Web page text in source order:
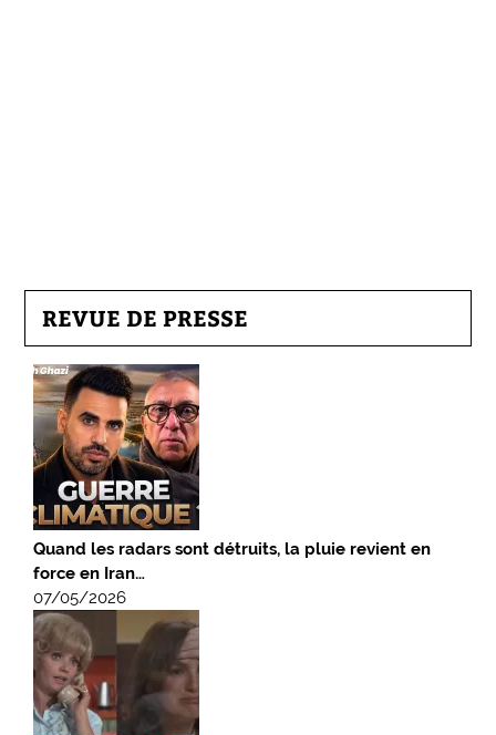
REVUE DE PRESSE
Quand les radars sont détruits, la pluie revient en
force en Iran…
07/05/2026